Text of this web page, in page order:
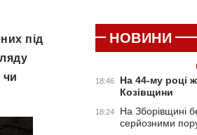
під
чи
НОВИНИ
18:46
На 44-му році
Козівщини
18:24
На Зборівщині
серйозними